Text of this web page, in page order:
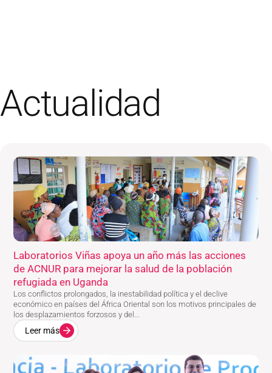
Actualidad
Laboratorios Viñas apoya un año más las acciones
de ACNUR para mejorar la salud de la población
refugiada en Uganda
Los conflictos prolongados, la inestabilidad política y el declive
económico en países del África Oriental son los motivos principales de
los desplazamientos forzosos y del...
Leer más